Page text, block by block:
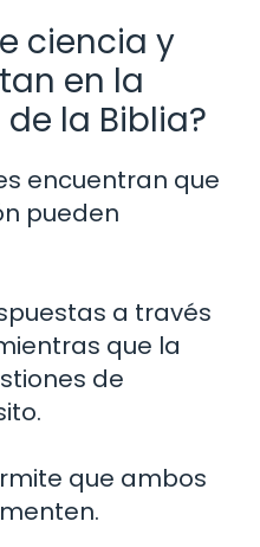
ciencia y
en la
la Biblia?
encuentran que
pueden
a través
que la
de
que ambos